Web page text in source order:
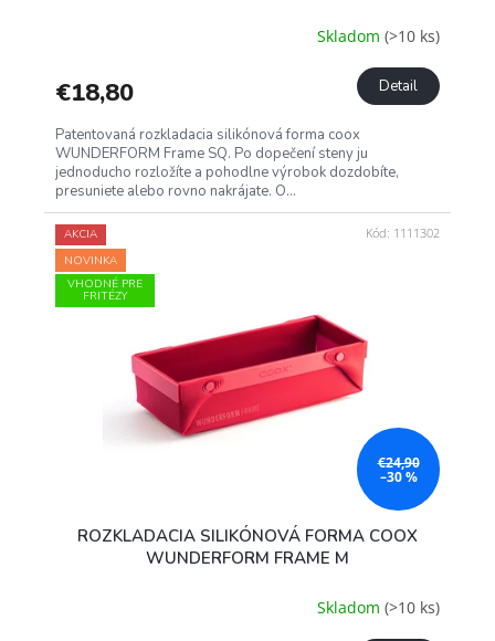
Skladom (>10 ks)
€18,80 Detail
Patentovaná rozkladacia silikónová forma coox
WUNDERFORM Frame SQ. Po dopečení steny ju
jednoducho rozložíte a pohodlne výrobok dozdobíte,
presuniete alebo rovno nakrájate. O...
AKCIA
NOVINKA
VHODNÉ PRE
FRITÉZY
€24,90
–30 %
ROZKLADACIA SILIKÓNOVÁ FORMA COOX
WUNDERFORM FRAME M
Skladom (>10 ks)
Kód: 1111302